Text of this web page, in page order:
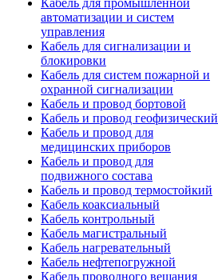
Кабель для промышленной
автоматизации и систем
управления
Кабель для сигнализации и
блокировки
Кабель для систем пожарной и
охранной сигнализации
Кабель и провод бортовой
Кабель и провод геофизический
Кабель и провод для
медицинских приборов
Кабель и провод для
подвижного состава
Кабель и провод термостойкий
Кабель коаксиальный
Кабель контрольный
Кабель магистральный
Кабель нагревательный
Кабель нефтепогружной
Кабель проводного вещания